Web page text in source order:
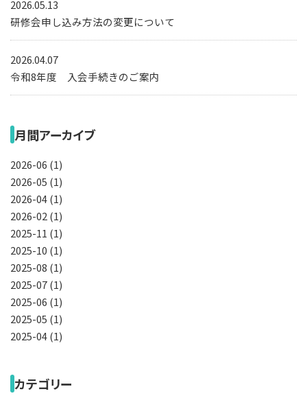
2026.05.13
研修会申し込み方法の変更について
2026.04.07
令和8年度 入会手続きのご案内
月間アーカイブ
2026-06 (1)
2026-05 (1)
2026-04 (1)
2026-02 (1)
2025-11 (1)
2025-10 (1)
2025-08 (1)
2025-07 (1)
2025-06 (1)
2025-05 (1)
2025-04 (1)
カテゴリー